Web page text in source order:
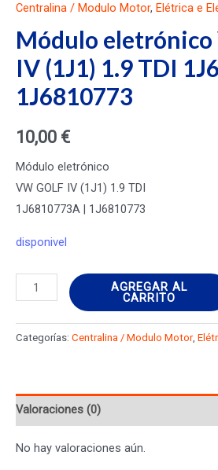
Centralina / Modulo Motor, Elétrica e
Módulo eletrónico
IV (1J1) 1.9 TDI
1J6810773
10,00 €
Módulo eletrónico
VW GOLF IV (1J1) 1.9 TDI
1J6810773A | 1J6810773
disponivel
Módulo
eletrónico
VW
GOLF
1.9
1J6810773A
AGREGAR AL
CARRITO
Categorías: Centralina / Modulo Motor,
Valoraciones (0)
No hay valoraciones aún.